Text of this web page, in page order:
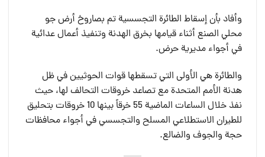
وأفاد بأن إسقاط الطائرة التجسسية تم بصاروخ أرض جو
محلي الصنع أثناء قيامها بخرق الهدنة وتنفيذ أعمال عدائية
في أجواء مديرية حرض.
والطائرة هي الأولى التي تسقطها قوات الحوثيين في ظل
هدنة الأمم المتحدة مع تصاعد خروقات التحالف لها، حيث
نفذ خلال الساعات الماضية 55 خرقاً بينها 10 خروقات بتحليق
للطيران الاستطلاعي المسلح والتجسسي في أجواء محافظات
حجة والجوف والضالع.